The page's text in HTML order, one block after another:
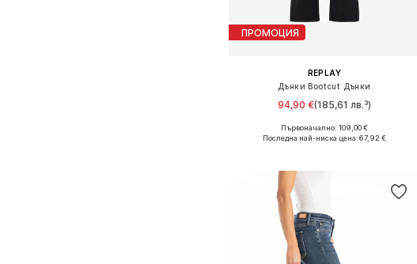
ПРОМОЦИЯ
REPLAY
Дънки Bootcut Дънки
94,90 €(185,61 лв.³)
+4
Предлага се в много размери
Първоначално: 109,00 €
Последна най-ниска цена:67,92 €